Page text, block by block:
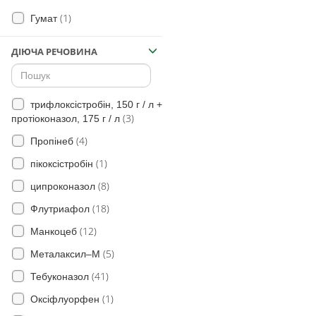
Церкоспороз
Базальна гниль
Гельмінтоспоріозна
коренева гниль(6)
Пітіозна коренева гниль
Облямівкова плямистість
Бура листкова іржа
Септоріоз колосу
Піренофороз(32)
Смугаста плямистість
Темно-бура плямистість
(39)
Гумат(1)
ДІЮЧА РЕЧОВИНА
трифлоксістробін, 150 г / л +
протіоконазол, 175 г / л (3)
Пропінеб (4)
пікоксістробін (1)
ципроконазол (8)
Флутриафол (18)
Манкоцеб (12)
Металаксил–М (5)
Тебуконазол (41)
Оксіфлуорфен (1)